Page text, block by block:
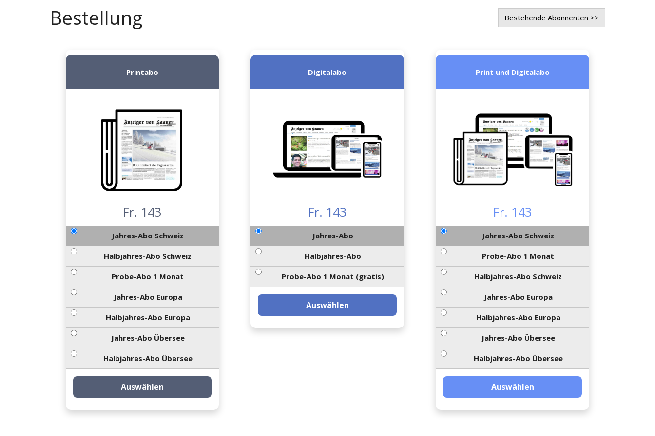
Bestellung Bestehende Abonnenten >>
Printabo
Fr. 143
Jahres-Abo Schweiz
Halbjahres-Abo Schweiz
Probe-Abo 1 Monat
Jahres-Abo Europa
Halbjahres-Abo Europa
Jahres-Abo Übersee
Halbjahres-Abo Übersee
Auswählen
Digitalabo
Fr. 143
Jahres-Abo
Halbjahres-Abo
Probe-Abo 1 Monat (gratis)
Auswählen
Print und Digitalabo
Fr. 143
Jahres-Abo Schweiz
Probe-Abo 1 Monat
Halbjahres-Abo Schweiz
Jahres-Abo Europa
Halbjahres-Abo Europa
Jahres-Abo Übersee
Halbjahres-Abo Übersee
Auswählen